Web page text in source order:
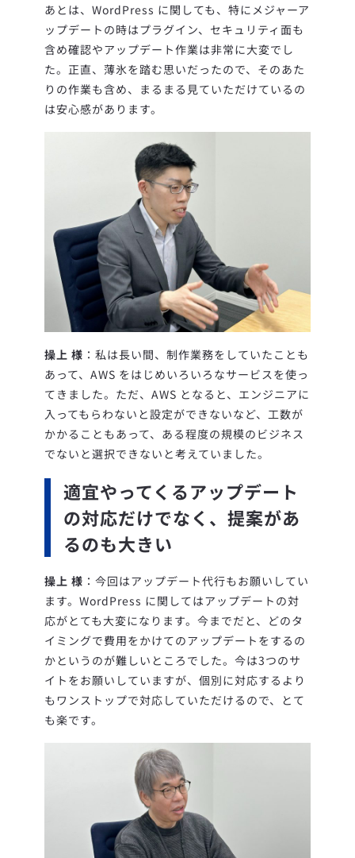
あとは、WordPress に関しても、特にメジャーア
ップデートの時はプラグイン、セキュリティ面も
含め確認やアップデート作業は非常に大変でし
た。正直、薄氷を踏む思いだったので、そのあた
りの作業も含め、まるまる見ていただけているの
は安心感があります。
操上 様 ：私は長い間、制作業務をしていたことも
あって、AWS をはじめいろいろなサービスを使っ
てきました。ただ、AWS となると、エンジニアに
入ってもらわないと設定ができないなど、工数が
かかることもあって、ある程度の規模のビジネス
でないと選択できないと考えていました。
適宜やってくるアップデート
の対応だけでなく、提案があ
るのも大きい
操上 様 ：今回はアップデート代行もお願いしてい
ます。WordPress に関してはアップデートの対
応がとても大変になります。今までだと、どのタ
イミングで費用をかけてのアップデートをするの
かというのが難しいところでした。今は3つのサ
イトをお願いしていますが、個別に対応するより
もワンストップで対応していただけるので、とて
も楽です。